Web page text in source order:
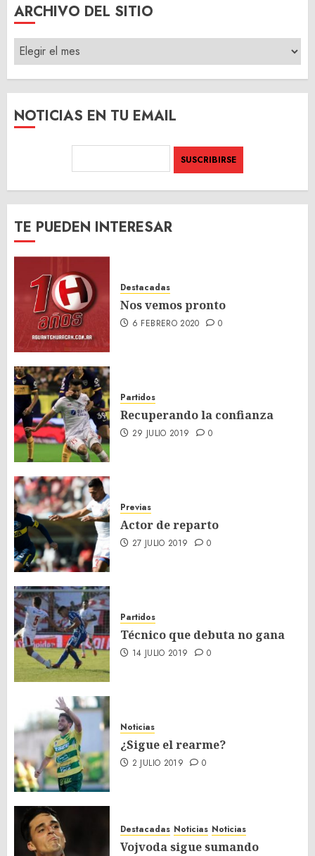
ARCHIVO DEL SITIO
ARCHIVO
DEL
SITIO
NOTICIAS EN TU EMAIL
TE PUEDEN INTERESAR
Destacadas
Nos vemos pronto
6 FEBRERO 2020 0
Partidos
Recuperando la confianza
29 JULIO 2019 0
Previas
Actor de reparto
27 JULIO 2019 0
Partidos
Técnico que debuta no gana
14 JULIO 2019 0
Noticias
¿Sigue el rearme?
2 JULIO 2019 0
Destacadas Noticias Noticias
Vojvoda sigue sumando